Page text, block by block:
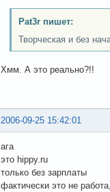
Pat3r пишет:
Творческая и без
Хмм. А это реально?!!
2006-09-25 15:42:01
ага
это hippy.ru
только без зарплаты
фактически это не